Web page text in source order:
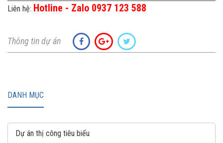
Liên hệ: Hotline - Zalo 0937 123 588
Thông tin dự án
DANH MỤC
Dự án thị công tiêu biểu